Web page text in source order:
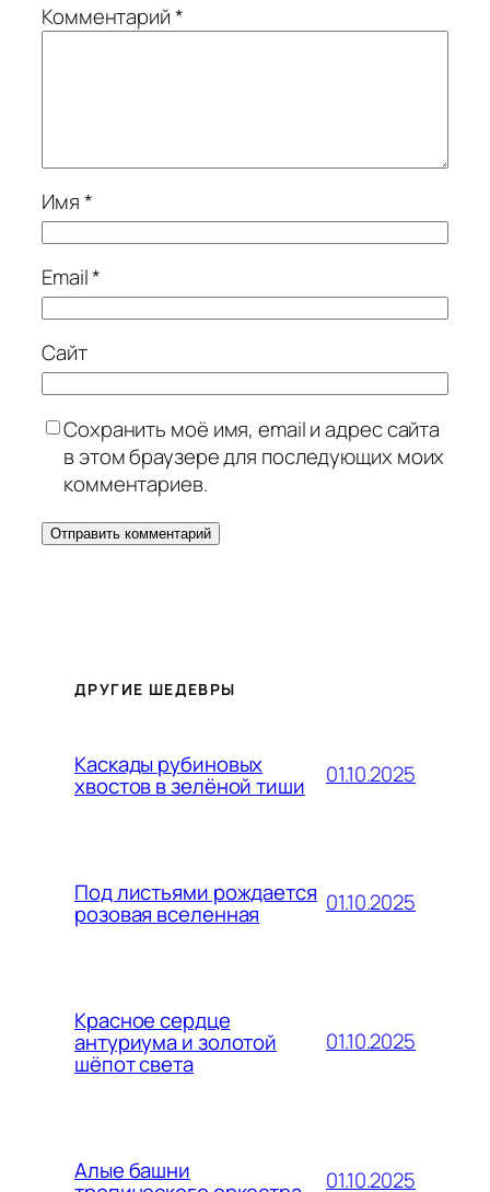
Комментарий*
Имя*
Email*
Сайт
Сохранить моё имя, email и адрес сайта
в этом браузере для последующих моих
комментариев.
ДРУГИЕ ШЕДЕВРЫ
Каскады рубиновых
хвостов в зелёной тиши 01.10.2025
Под листьями рождается
розовая вселенная 01.10.2025
Красное сердце
антуриума и золотой
шёпот света
01.10.2025
Алые башни 01.10.2025